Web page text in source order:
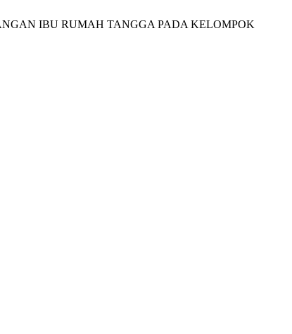
IBU RUMAH TANGGA PADA KELOMPOK